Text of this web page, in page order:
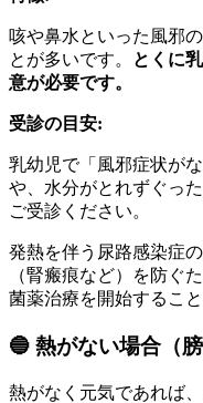
咳や鼻水といった風邪
とが多いです。
とくに
意が必要です。
受診の目安:
乳幼児で「風邪症状が
や、水分がとれずぐっ
ご受診ください。
発熱を伴う尿路感染症
（腎瘢痕など）を防ぐ
菌薬治療を開始するこ
🔵 熱がない場合（
熱がなく元気であれば